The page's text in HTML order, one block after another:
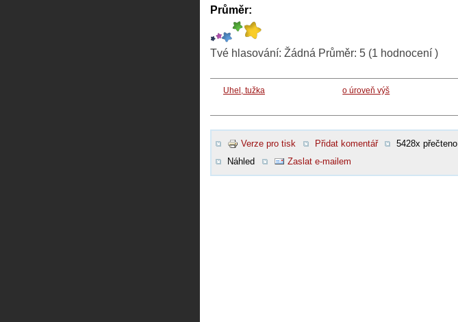
Průměr:
Tvé hlasování: Žádná Průměr: 5 (1 hodnocení )
Uhel, tužka o úroveň výš
Verze pro tisk Přidat komentář 5428x přečteno
Náhled
Zaslat e-mailem